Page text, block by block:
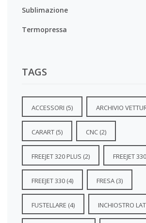
Sublimazione
Termopressa
TAGS
ACCESSORI (5) ARCHIVIO
CARART (5) CNC (2)
FREEJET 320 PLUS (2) FREEJET 330
FREEJET 330 (4) FRESA (3)
FUSTELLARE (4) INCHIOSTRO